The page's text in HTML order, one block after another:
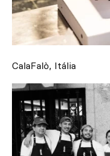
CalaFalò, Itália